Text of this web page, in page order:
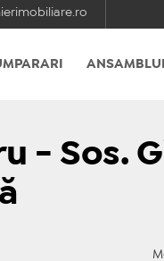
- Sos.